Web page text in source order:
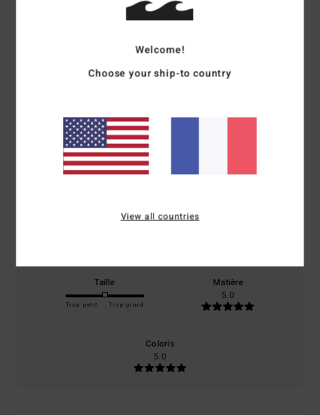
5.0
basé sur1 avis vérifiés
depuis juillet 2026
Rapport qualité / prix
Taille
Trop petit Trop grand
Matière
5.0
Coloris
5.0
Welcome!
Choose your ship-to country
View all countries